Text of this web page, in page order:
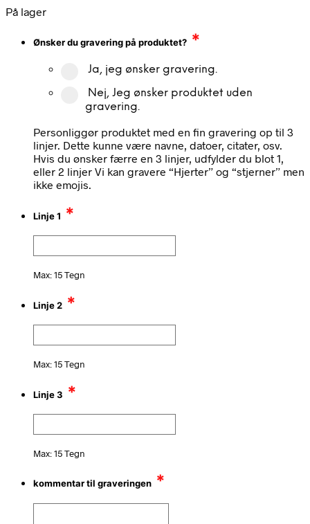
På lager
Ønsker du gravering på produktet? *
Ja, jeg ønsker gravering.
Nej, Jeg ønsker produktet uden
gravering.
Personliggør produktet med en fin gravering op til 3
linjer. Dette kunne være navne, datoer, citater, osv.
Hvis du ønsker færre en 3 linjer, udfylder du blot 1,
eller 2 linjer Vi kan gravere “Hjerter” og “stjerner” men
ikke emojis.
Linje 1 *
Max: 15 Tegn
Linje 2 *
Max: 15 Tegn
Linje 3 *
Max: 15 Tegn
kommentar til graveringen *